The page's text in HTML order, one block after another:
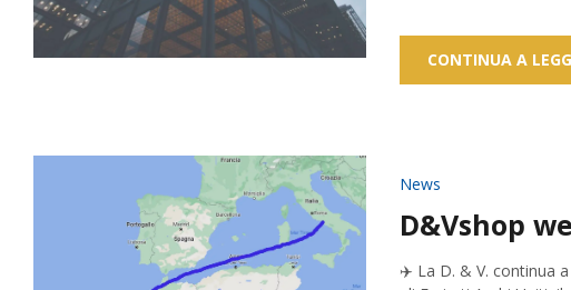
CONTINUA A
News
D&Vshop
✈️ La D. & V. continua